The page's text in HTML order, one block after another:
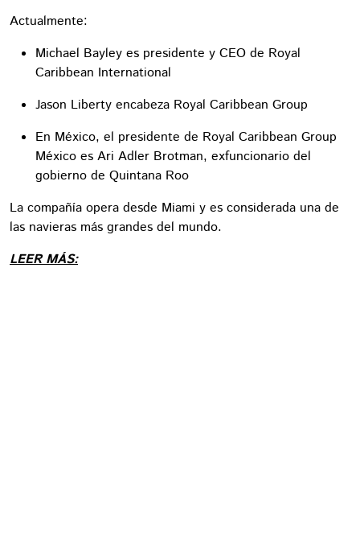
Actualmente:
Michael Bayley es presidente y CEO de Royal
Caribbean International
Jason Liberty encabeza Royal Caribbean Group
En México, el presidente de Royal Caribbean Group
México es Ari Adler Brotman, exfuncionario del
gobierno de Quintana Roo
La compañía opera desde Miami y es considerada una de
las navieras más grandes del mundo.
LEER MÁS: